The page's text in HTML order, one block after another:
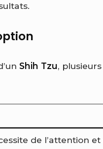
Shih Tzu,
de l’attention